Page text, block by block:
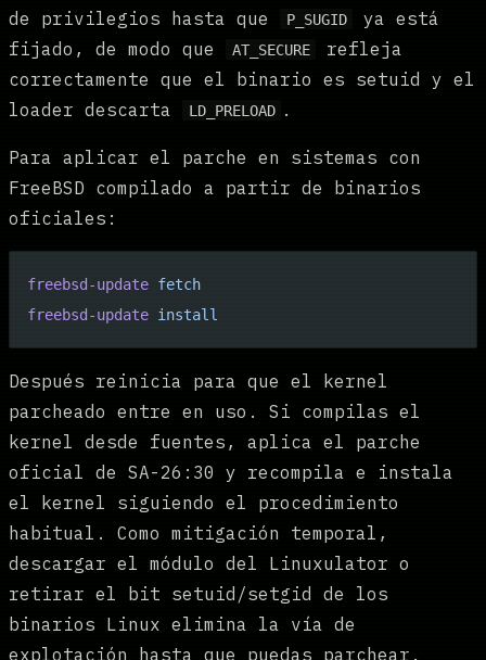
de privilegios hasta que
P_SUGID
ya está
fijado, de modo que
AT_SECURE
refleja
correctamente que el binario es setuid y el
loader descarta
LD_PRELOAD .
Para aplicar el parche en sistemas con
FreeBSD compilado a partir de binarios
oficiales:
freebsd-update fetch
freebsd-update install
Después reinicia para que el kernel
parcheado entre en uso. Si compilas el
kernel desde fuentes, aplica el parche
oficial de SA-26:30 y recompila e instala
el kernel siguiendo el procedimiento
habitual. Como mitigación temporal,
descargar el módulo del Linuxulator o
retirar el bit setuid/setgid de los
binarios Linux elimina la vía de
explotación hasta que puedas parchear.